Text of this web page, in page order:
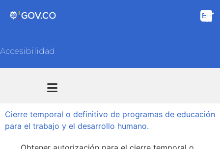
Accesibilidad
Cierre temporal o definitivo de programas de educación
para el trabajo y el desarrollo humano.